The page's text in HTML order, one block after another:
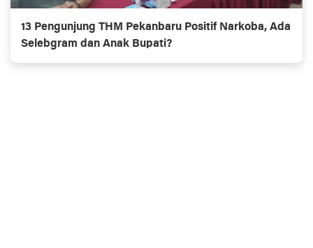
13 Pengunjung THM Pekanbaru Positif Narkoba, Ada
Selebgram dan Anak Bupati?